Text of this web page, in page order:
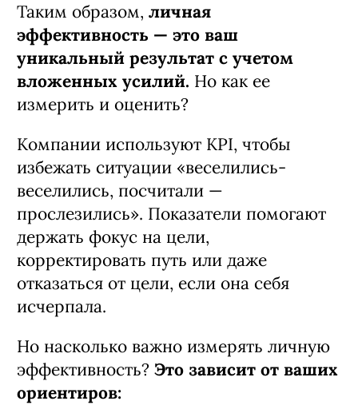
Таким образом, личная
эффективность — это ваш
уникальный результат с учетом
вложенных усилий. Но как ее
измерить и оценить?
Компании используют KPI, чтобы
избежать ситуации «веселились-
веселились, посчитали —
прослезились». Показатели помогают
держать фокус на цели,
корректировать путь или даже
отказаться от цели, если она себя
исчерпала.
Но насколько важно измерять личную
эффективность? Это зависит от ваших
ориентиров: